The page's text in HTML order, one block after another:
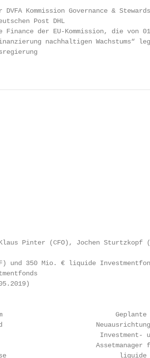
Kommission Governance &
Post DHL
der EU-Kommission, die von
nachhaltigen Wachstums“
Pinter (CFO), Jochen Sturtzkopf
350 Mio. € liquide
im                             Geplante
Investment-
Assetmanager
liquide